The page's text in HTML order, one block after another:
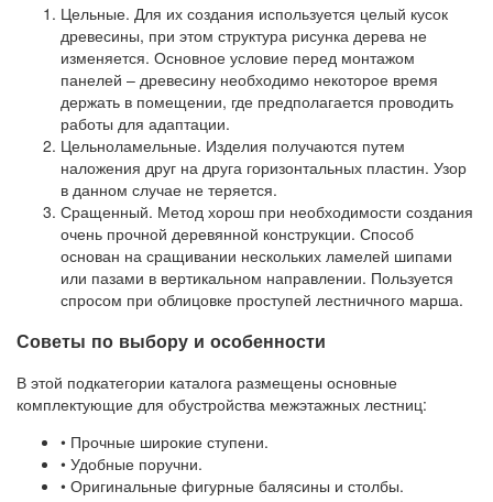
Цельные. Для их создания используется целый кусок
древесины, при этом структура рисунка дерева не
изменяется. Основное условие перед монтажом
панелей – древесину необходимо некоторое время
держать в помещении, где предполагается проводить
работы для адаптации.
Цельноламельные. Изделия получаются путем
наложения друг на друга горизонтальных пластин. Узор
в данном случае не теряется.
Сращенный. Метод хорош при необходимости создания
очень прочной деревянной конструкции. Способ
основан на сращивании нескольких ламелей шипами
или пазами в вертикальном направлении. Пользуется
спросом при облицовке проступей лестничного марша.
Советы по выбору и особенности
В этой подкатегории каталога размещены основные
комплектующие для обустройства межэтажных лестниц:
• Прочные широкие ступени.
• Удобные поручни.
• Оригинальные фигурные балясины и столбы.